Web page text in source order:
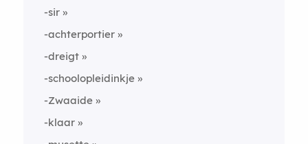
-sir
-achterportier
-dreigt
-schoolopleidinkje
-Zwaaide
-klaar